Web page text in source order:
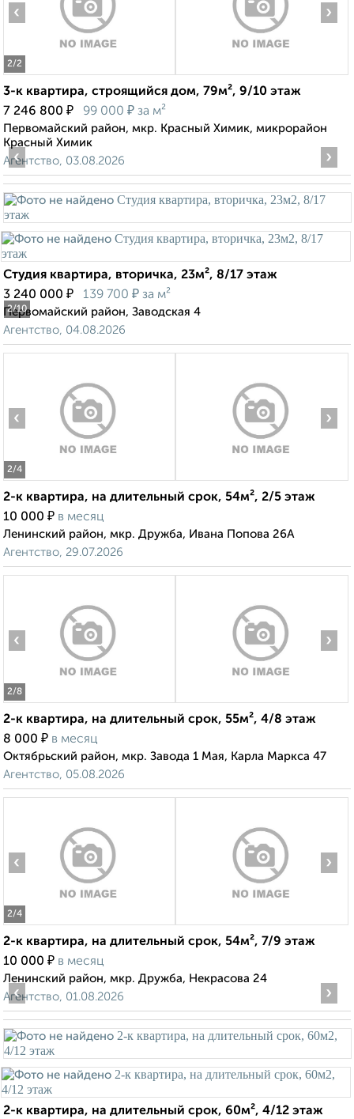
2/2
‹ ›
3-к квартира, строящийся дом, 79м², 9/10 этаж
7 246 800 ₽ 99 000 ₽ за м²
Первомайский район, мкр. Красный Химик, микрорайон
Красный Химик
Агентство, 03.08.2026
2/10
‹ ›
Студия квартира, вторичка, 23м², 8/17 этаж
3 240 000 ₽ 139 700 ₽ за м²
Первомайский район, Заводская 4
Агентство, 04.08.2026
2/4
‹ ›
2-к квартира, на длительный срок, 54м², 2/5 этаж
10 000 ₽ в месяц
Ленинский район, мкр. Дружба, Ивана Попова 26А
Агентство, 29.07.2026
2/8
‹ ›
2-к квартира, на длительный срок, 55м², 4/8 этаж
8 000 ₽ в месяц
Октябрьский район, мкр. Завода 1 Мая, Карла Маркса 47
Агентство, 05.08.2026
2/4
‹ ›
2-к квартира, на длительный срок, 54м², 7/9 этаж
10 000 ₽ в месяц
Ленинский район, мкр. Дружба, Некрасова 24
Агентство, 01.08.2026
‹ ›
2-к квартира, на длительный срок, 60м², 4/12 этаж